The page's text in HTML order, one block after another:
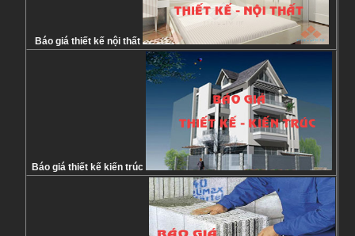
Báo giá thiết kế nội thất
Báo giá thiết kế kiến trúc